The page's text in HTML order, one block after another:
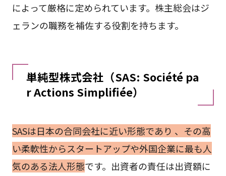
によって厳格に定められています。株主総会はジ
ェランの職務を補佐する役割を持ちます。
単純型株式会社（SAS: Société pa
r Actions Simplifiée）
SASは日本の合同会社に近い形態であり 、その高
い柔軟性からスタートアップや外国企業に最も人
気のある法人形態です。出資者の責任は出資額に